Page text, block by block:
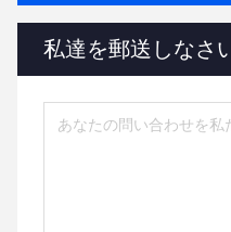
私達を郵送しなさ